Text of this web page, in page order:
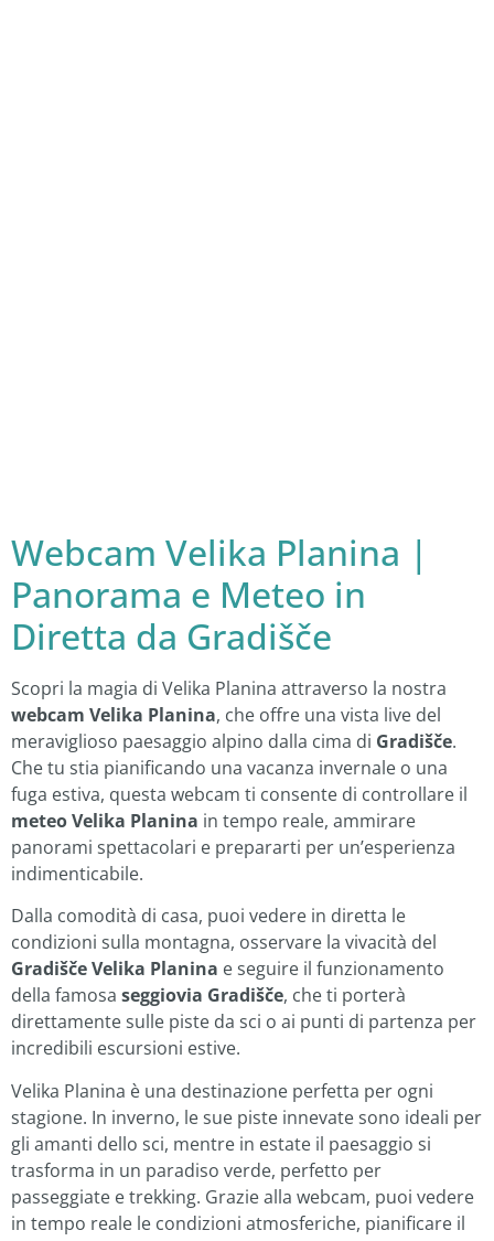
Webcam Velika Planina |
Panorama e Meteo in
Diretta da Gradišče
Scopri la magia di Velika Planina attraverso la nostra
webcam Velika Planina, che offre una vista live del
meraviglioso paesaggio alpino dalla cima di Gradišče.
Che tu stia pianificando una vacanza invernale o una
fuga estiva, questa webcam ti consente di controllare il
meteo Velika Planina in tempo reale, ammirare
panorami spettacolari e prepararti per un’esperienza
indimenticabile.
Dalla comodità di casa, puoi vedere in diretta le
condizioni sulla montagna, osservare la vivacità del
Gradišče Velika Planina e seguire il funzionamento
della famosa seggiovia Gradišče, che ti porterà
direttamente sulle piste da sci o ai punti di partenza per
incredibili escursioni estive.
Velika Planina è una destinazione perfetta per ogni
stagione. In inverno, le sue piste innevate sono ideali per
gli amanti dello sci, mentre in estate il paesaggio si
trasforma in un paradiso verde, perfetto per
passeggiate e trekking. Grazie alla webcam, puoi vedere
in tempo reale le condizioni atmosferiche, pianificare il